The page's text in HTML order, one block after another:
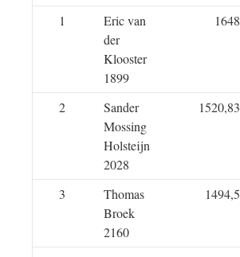
1
Eric van
der
Klooster
1899
1648
2
Sander
Mossing
Holsteijn
2028
1520,83
3
Thomas
Broek
2160
1494,5